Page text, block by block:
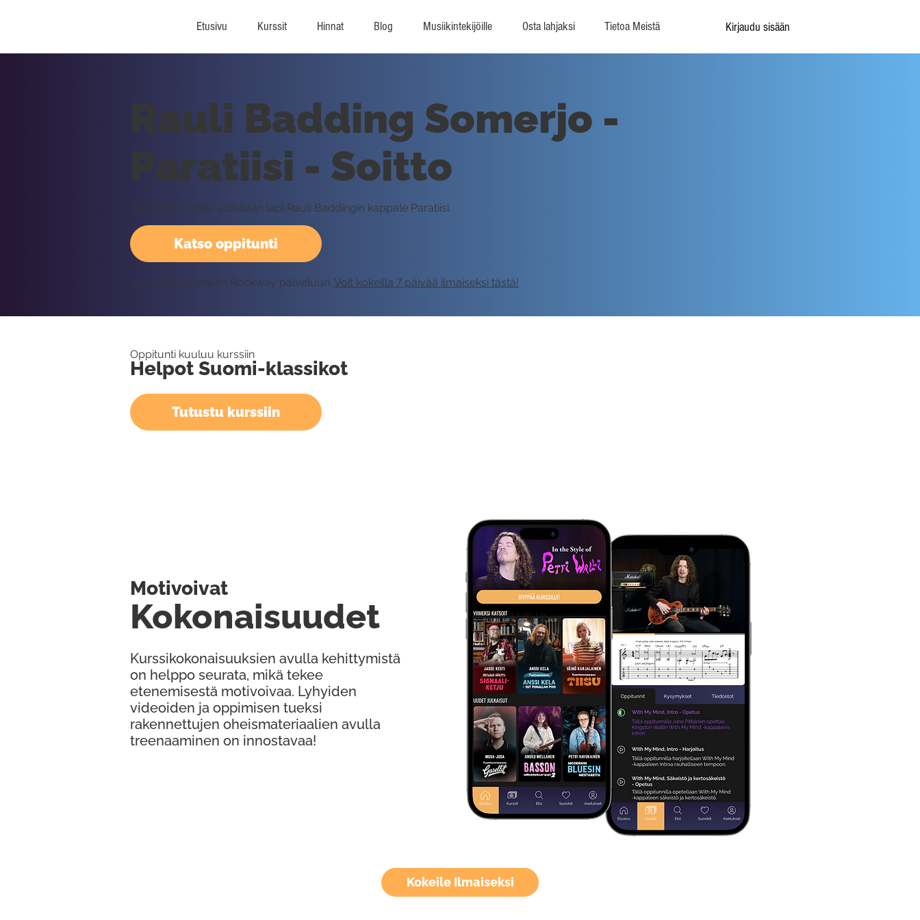
Etusivu Kurssit Hinnat Blog Musiikintekijöille Osta lahjaksi Tietoa Meistä Kirjaudu sisään
Kokeile Ilmaiseksi
Katso oppitunti
Rauli Badding Somerjo -
Paratiisi - Soitto
Tällä oppitunnilla soitetaan läpi Rauli Baddingin kappale Paratiisi.
Vaatii kirjautumisen Rockway palveluun. Voit kokeilla 7 päivää ilmaiseksi tästä!
Oppitunti kuuluu kurssiin
Helpot Suomi-klassikot
Tutustu kurssiin
Kurssikokonaisuuksien avulla kehittymistä
on helppo seurata, mikä tekee
etenemisestä motivoivaa. Lyhyiden
videoiden ja oppimisen tueksi
rakennettujen oheismateriaalien avulla
treenaaminen on innostavaa!
Kokonaisuudet
Motivoivat